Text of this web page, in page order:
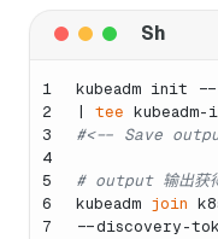
1
2
3
4
5
6
7
kubeadm init
| tee
#<-- Save
# output 输出获
kubeadm join
--discovery-